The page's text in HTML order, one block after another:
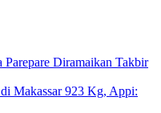
Parepare Diramaikan Takbir
Makassar 923 Kg, Appi: